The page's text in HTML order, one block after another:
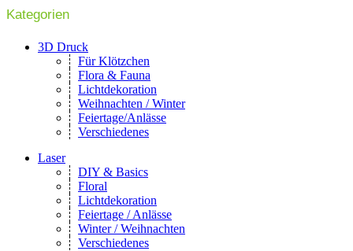
Kategorien
3D Druck
Für Klötzchen
Flora & Fauna
Lichtdekoration
Weihnachten / Winter
Feiertage/Anlässe
Verschiedenes
Laser
DIY & Basics
Floral
Lichtdekoration
Feiertage / Anlässe
Winter / Weihnachten
Verschiedenes